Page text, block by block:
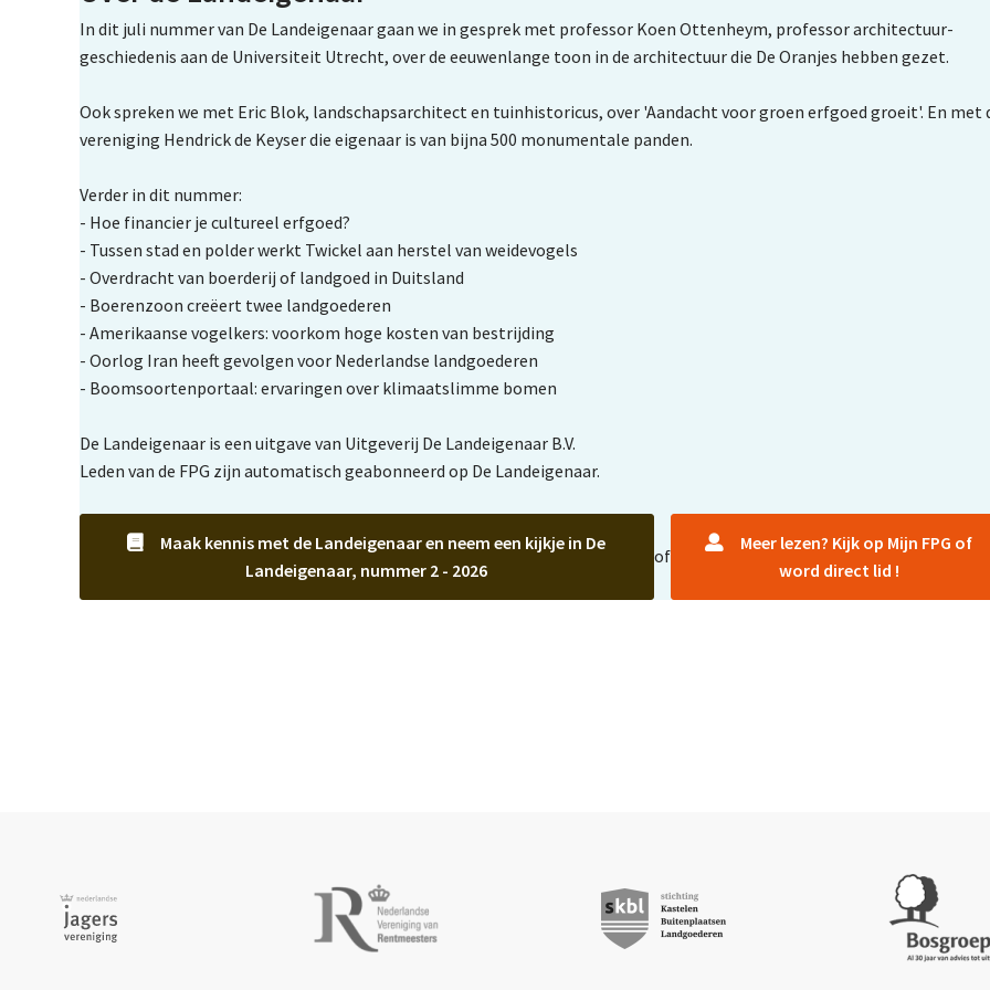
In dit juli nummer van De Landeigenaar gaan we in gesprek met professor Koen Ottenheym, professor architectuur-
geschiedenis aan de Universiteit Utrecht, over de eeuwenlange toon in de architectuur die De Oranjes hebben gezet.
Ook spreken we met Eric Blok, landschapsarchitect en tuinhistoricus, over 'Aandacht voor groen erfgoed groeit'. En met
vereniging Hendrick de Keyser die eigenaar is van bijna 500 monumentale panden.
Verder in dit nummer:
- Hoe financier je cultureel erfgoed?
- Tussen stad en polder werkt Twickel aan herstel van weidevogels
- Overdracht van boerderij of landgoed in Duitsland
- Boerenzoon creëert twee landgoederen
- Amerikaanse vogelkers: voorkom hoge kosten van bestrijding
- Oorlog Iran heeft gevolgen voor Nederlandse landgoederen
- Boomsoortenportaal: ervaringen over klimaatslimme bomen
De Landeigenaar is een uitgave van Uitgeverij De Landeigenaar B.V.
Leden van de FPG zijn automatisch geabonneerd op De Landeigenaar.
Maak kennis met de Landeigenaar en neem een kijkje in De
Landeigenaar, nummer 2 - 2026
of
Meer lezen? Kijk op Mijn FPG of
word direct lid !